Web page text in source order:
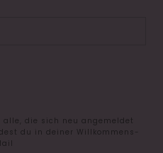
die sich neu angemeldet
du in deiner Willkommens-